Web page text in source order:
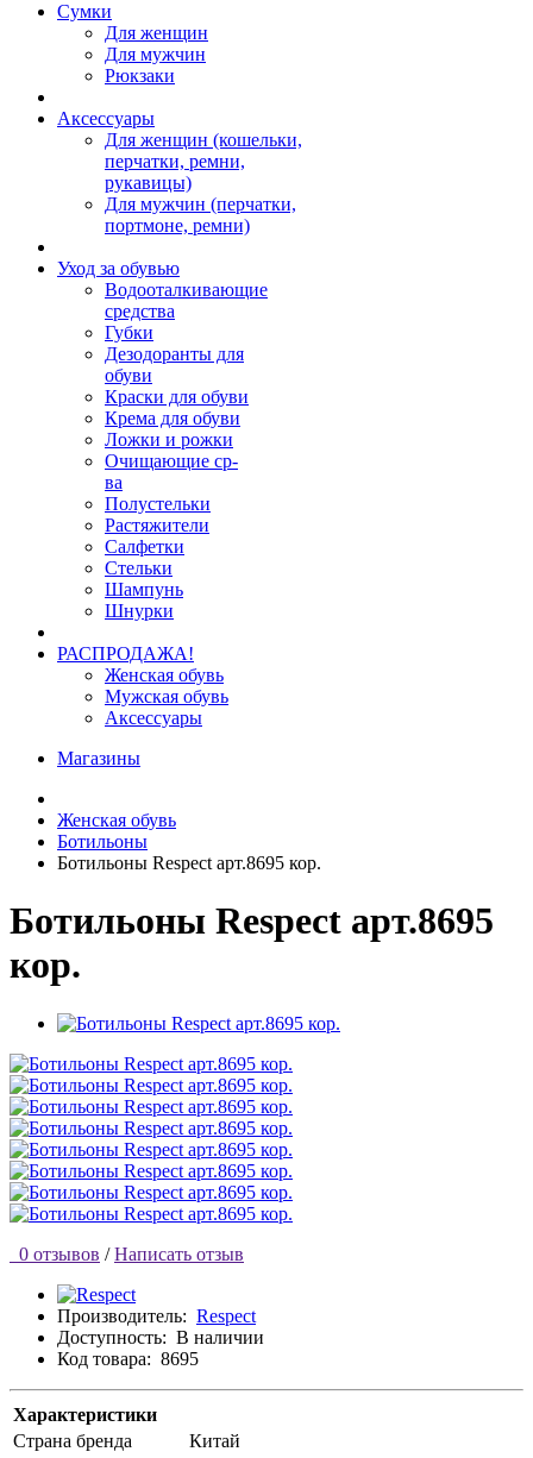
Сумки
Для женщин
Для мужчин
Рюкзаки
Аксессуары
Для женщин (кошельки,
перчатки, ремни,
рукавицы)
Для мужчин (перчатки,
портмоне, ремни)
Уход за обувью
Водооталкивающие
средства
Губки
Дезодоранты для
обуви
Краски для обуви
Крема для обуви
Ложки и рожки
Очищающие ср-
ва
Полустельки
Растяжители
Салфетки
Стельки
Шампунь
Шнурки
РАСПРОДАЖА!
Женская обувь
Мужская обувь
Аксессуары
Магазины
Женская обувь
Ботильоны
Ботильоны Respect арт.8695 кор.
Ботильоны Respect арт.8695
кор.
0 отзывов / Написать отзыв
Производитель: Respect
Доступность: В наличии
Код товара: 8695
Характеристики
Страна бренда
Китай